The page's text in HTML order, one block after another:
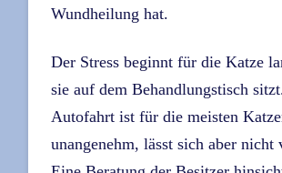
Wundheilung hat.
Der Stress beginnt für die Katze
sie auf dem Behandlungstisch
Autofahrt ist für die meisten
unangenehm, lässt sich aber nicht